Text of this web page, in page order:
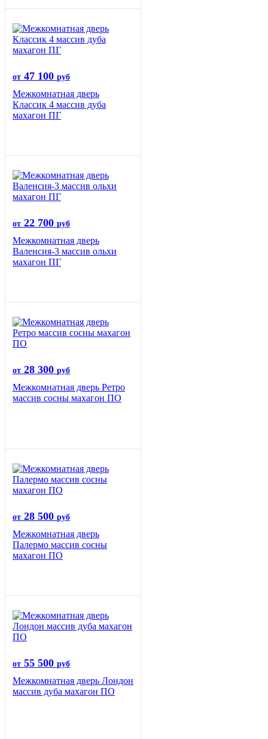
от 47 100 руб
Межкомнатная дверь
Классик 4 массив дуба
махагон ПГ
от 22 700 руб
Межкомнатная дверь
Валенсия-3 массив ольхи
махагон ПГ
от 28 300 руб
Межкомнатная дверь Ретро
массив сосны махагон ПО
от 28 500 руб
Межкомнатная дверь
Палермо массив сосны
махагон ПО
от 55 500 руб
Межкомнатная дверь Лондон
массив дуба махагон ПО